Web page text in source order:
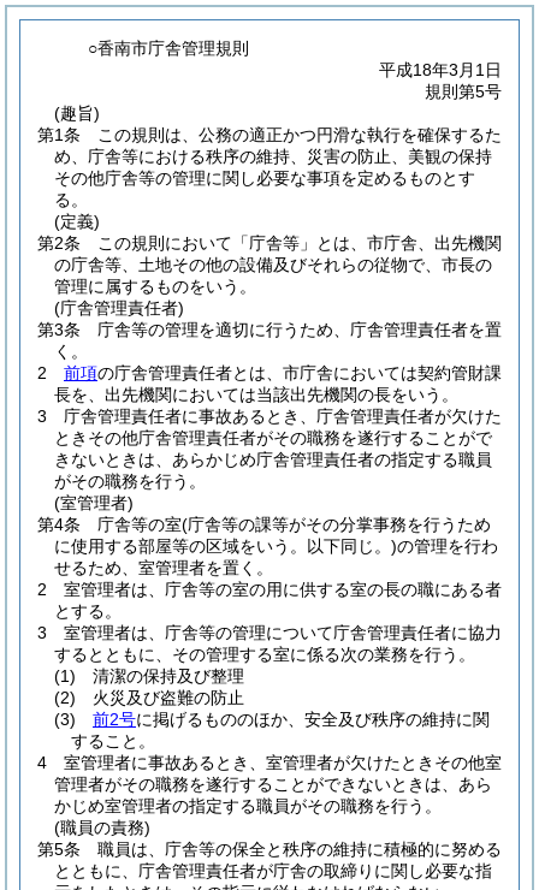
○香南市庁舎管理規則
平成18年3月1日
規則第5号
(趣旨)
第1条
この規則は、公務の適正かつ円滑な執行を確保するた
め、庁舎等における秩序の維持、災害の防止、美観の保持
その他庁舎等の管理に関し必要な事項を定めるものとす
る。
(定義)
第2条
この規則において「庁舎等」とは、市庁舎、出先機関
の庁舎等、土地その他の設備及びそれらの従物で、市長の
管理に属するものをいう。
(庁舎管理責任者)
第3条
庁舎等の管理を適切に行うため、庁舎管理責任者を置
く。
2
前項の庁舎管理責任者とは、市庁舎においては契約管財課
長を、出先機関においては当該出先機関の長をいう。
3
庁舎管理責任者に事故あるとき、庁舎管理責任者が欠けた
ときその他庁舎管理責任者がその職務を遂行することがで
きないときは、あらかじめ庁舎管理責任者の指定する職員
がその職務を行う。
(室管理者)
第4条
庁舎等の室(庁舎等の課等がその分掌事務を行うため
に使用する部屋等の区域をいう。以下同じ。)の管理を行わ
せるため、室管理者を置く。
2
室管理者は、庁舎等の室の用に供する室の長の職にある者
とする。
3
室管理者は、庁舎等の管理について庁舎管理責任者に協力
するとともに、その管理する室に係る次の業務を行う。
(1)
清潔の保持及び整理
(2)
火災及び盗難の防止
(3)
前2号に掲げるもののほか、安全及び秩序の維持に関
すること。
4
室管理者に事故あるとき、室管理者が欠けたときその他室
管理者がその職務を遂行することができないときは、あら
かじめ室管理者の指定する職員がその職務を行う。
(職員の責務)
第5条
職員は、庁舎等の保全と秩序の維持に積極的に努める
とともに、庁舎管理責任者が庁舎の取締りに関し必要な指